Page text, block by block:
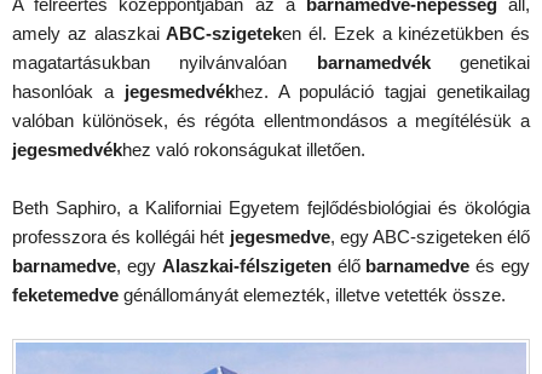
amely az alaszkaiABC-szigeteken él. Ezek a kinézetükben és
magatartásukban nyilvánvalóan barnamedvékgenetikai
hasonlóak ajegesmedvékhez. A populáció tagjai genetikailag
valóban különösek, és régóta ellentmondásos a megítélésük a
jegesmedvékhez való rokonságukat illetően.
Beth Saphiro, a Kaliforniai Egyetem fejlődésbiológiai és ökológia
professzora és kollégái hét jegesmedve, egy ABC-szigeteken élő
barnamedve, egy Alaszkai-félszigetenélő barnamedve és egy
feketemedve génállományát elemezték, illetve vetették össze.